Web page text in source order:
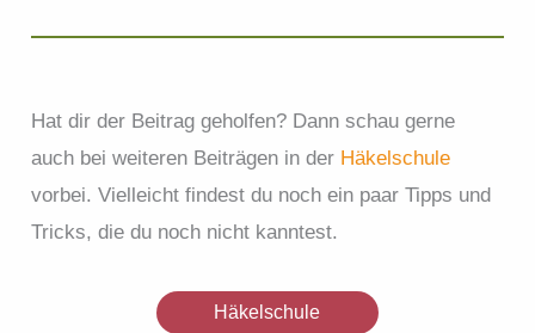
Hat dir der Beitrag geholfen? Dann schau gerne
auch bei weiteren Beiträgen in der Häkelschule
vorbei. Vielleicht findest du noch ein paar Tipps und
Tricks, die du noch nicht kanntest.
Häkelschule